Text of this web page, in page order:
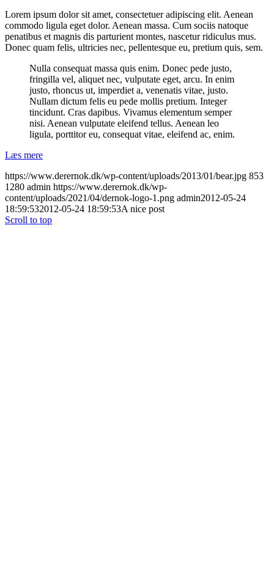
Lorem ipsum dolor sit amet, consectetuer adipiscing elit. Aenean
commodo ligula eget dolor. Aenean massa. Cum sociis natoque
penatibus et magnis dis parturient montes, nascetur ridiculus mus.
Donec quam felis, ultricies nec, pellentesque eu, pretium quis, sem.
Nulla consequat massa quis enim. Donec pede justo,
fringilla vel, aliquet nec, vulputate eget, arcu. In enim
justo, rhoncus ut, imperdiet a, venenatis vitae, justo.
Nullam dictum felis eu pede mollis pretium. Integer
tincidunt. Cras dapibus. Vivamus elementum semper
nisi. Aenean vulputate eleifend tellus. Aenean leo
ligula, porttitor eu, consequat vitae, eleifend ac, enim.
Læs mere
https://www.derernok.dk/wp-content/uploads/2013/01/bear.jpg 853
1280 admin https://www.derernok.dk/wp-
content/uploads/2021/04/dernok-logo-1.png admin2012-05-24
18:59:532012-05-24 18:59:53A nice post
Scroll to top